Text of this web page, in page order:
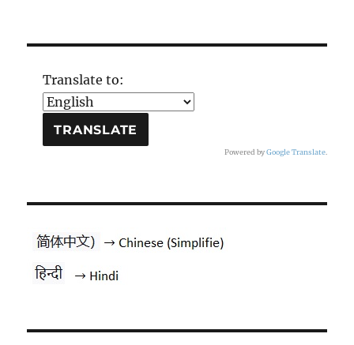
Translate to:
Powered byGoogle Translate.